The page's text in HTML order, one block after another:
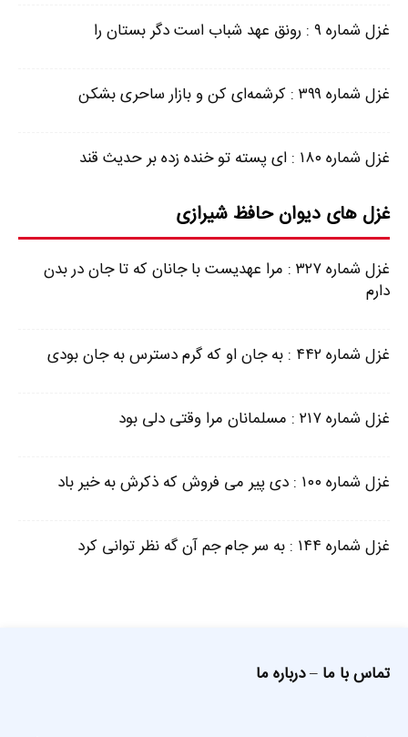
غزل شماره ۹ : رونق عهد شباب است دگر بستان را
غزل شماره ۳۹۹ : کرشمه‌ای کن و بازار ساحری بشکن
غزل شماره ۱۸۰ : ای پسته تو خنده زده بر حدیث قند
غزل های دیوان حافظ شیرازی
غزل شماره ۳۲۷ : مرا عهدیست با جانان که تا جان در بدن
دارم
غزل شماره ۴۴۲ : به جان او که گرم دسترس به جان بودی
غزل شماره ۲۱۷ : مسلمانان مرا وقتی دلی بود
غزل شماره ۱۰۰ : دی پیر می فروش که ذکرش به خیر باد
غزل شماره ۱۴۴ : به سر جام جم آن گه نظر توانی کرد
تماس با ما –درباره ما